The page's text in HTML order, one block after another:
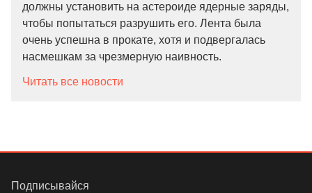
должны установить на астероиде ядерные заряды,
чтобы попытаться разрушить его. Лента была
очень успешна в прокате, хотя и подвергалась
насмешкам за чрезмерную наивность.
Читать все новости
Подписывайся